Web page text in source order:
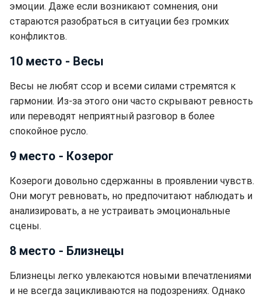
эмоции. Даже если возникают сомнения, они
стараются разобраться в ситуации без громких
конфликтов.
10 место - Весы
Весы не любят ссор и всеми силами стремятся к
гармонии. Из-за этого они часто скрывают ревность
или переводят неприятный разговор в более
спокойное русло.
9 место - Козерог
Козероги довольно сдержанны в проявлении чувств.
Они могут ревновать, но предпочитают наблюдать и
анализировать, а не устраивать эмоциональные
сцены.
8 место - Близнецы
Близнецы легко увлекаются новыми впечатлениями
и не всегда зацикливаются на подозрениях. Однако